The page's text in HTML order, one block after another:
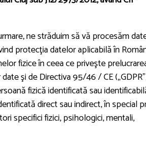
ne străduim să vă procesăm
protecţia datelor aplicabilă în
fizice în ceea ce priveşte
şi de Directiva 95/46 / CE
fizică identificată sau
direct sau indirect, în special
specifici fizici, psihologici, mentali,